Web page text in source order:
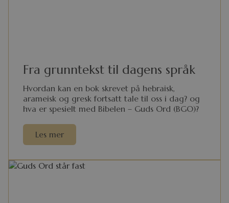
Fra grunntekst til dagens språk
Hvordan kan en bok skrevet på hebraisk,
arameisk og gresk fortsatt tale til oss i dag? og
hva er spesielt med Bibelen – Guds Ord (BGO)?
Les mer